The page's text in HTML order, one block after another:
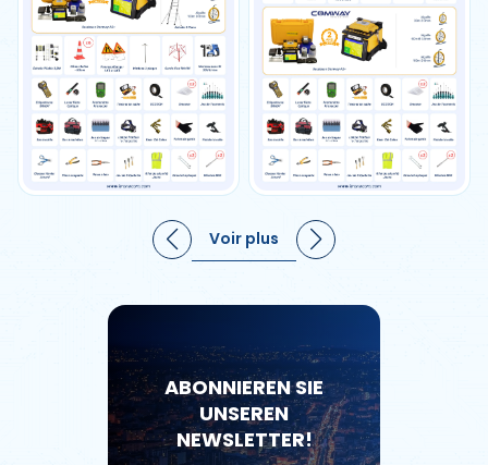
Voir plus
ABONNIEREN SIE
UNSEREN
NEWSLETTER!